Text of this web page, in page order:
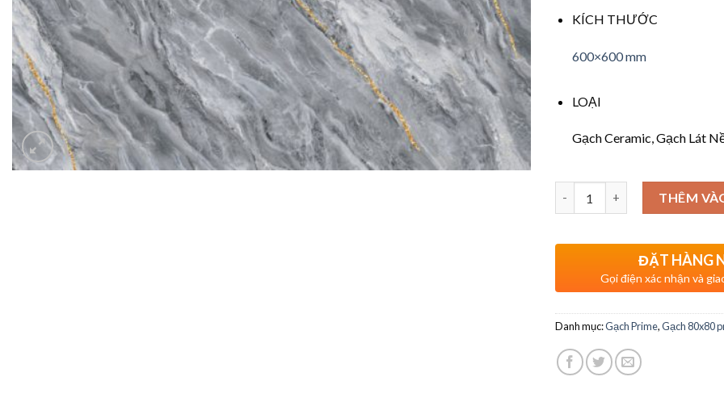
KÍCH THƯỚC
600×600 mm
LOẠI
Gạch Ceramic, Gạch Lát
THÊM
ĐẶT HÀNG
Gọi điện xác nhận và
Danh mục:Gạch Prime,Gạch 80x80